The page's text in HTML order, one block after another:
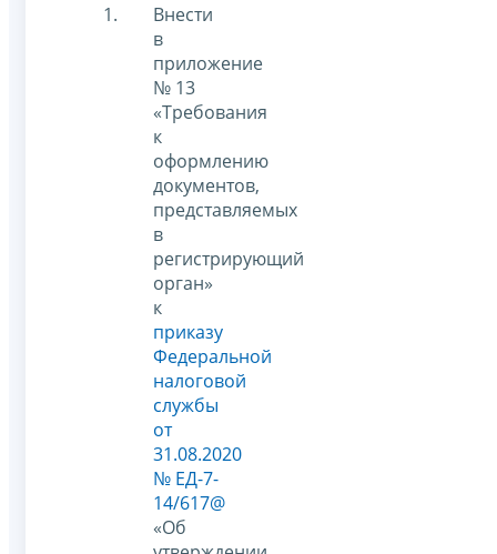
Внести
в
приложение
№ 13
«Требования
к
оформлению
документов,
представляемых
в
регистрирующий
орган»
к
приказу
Федеральной
налоговой
службы
от
31.08.2020
№ ЕД-7-
14/617@
«Об